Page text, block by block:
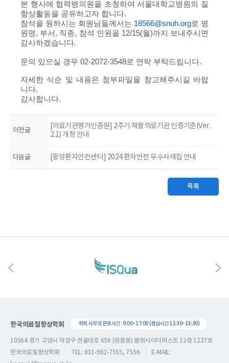
본 행사에 협력병의원을 초청하여 서울대학교병원의 질
향상활동을 공유하고자 합니다.
참석을 원하시는 회원님들께서는 18566@snuh.org로 병
원명, 부서 , 직종, 참석 인원을 12/15(월)까지 보내주시면
감사하겠습니다.
문의 있으실 경우 02-2072-3548로 연락 부탁드립니다.
자세한 식순 및 내용은 첨부파일을 참고해주시길 바랍
니다.
감사합니다.
이전글
[의료기관평가인증원] 2주기 재활의료기관 인증기준(Ver.
2.1) 개정 안내
다음글 [중앙환자안전센터] 2024 환자안전 우수사례집 안내
목록
한국의료질향상학회 학회 사무국 운영시간 : 9:00~17:00 (점심시간 12:30~13:30)
10564 경기 고양시 덕양구 권율대로 656 (원흥동) 클래시아더퍼스트 12층 1227호
한국의료질향상학회
TEL: 031-962-7555, 7556
E-MAIL: